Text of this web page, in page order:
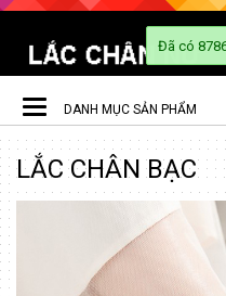
Toggle
navigation
DANH MỤC SẢN PHẨM
LẮC CHÂN BẠC